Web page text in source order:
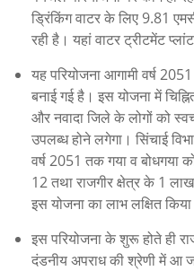
ड्रिंकिंग वाटर के लिए 9.81
रही है। यहां वाटर ट्रीटमेंट
यह परियोजना आगामी वर्ष
बनाई गई है। इस योजना में
और नवादा जिले के लोगों को
उपलब्ध होने लगेगा। सिंचाई
वर्ष 2051 तक गया व बोधगया
12 तथा राजगीर क्षेत्र के 1
इस योजना का लाभ लक्षित
इस परियोजना के शुरू होते ही
दंडनीय अपराध की श्रेणी में आ